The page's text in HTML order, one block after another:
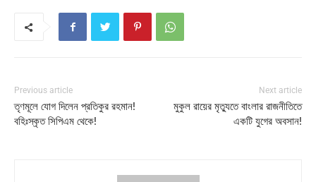
Previous article
তৃণমূলে যোগ দিলেন প্রতিকুর রহমান!
বহিঃস্কৃত সিপিএম থেকে!
Next article
মুকুল রায়ের মৃত্যুতে বাংলার রাজনীতিতে
একটি যুগের অবসান!